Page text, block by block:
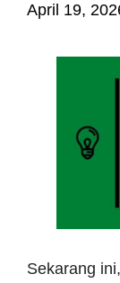
April 19,
Sekarang